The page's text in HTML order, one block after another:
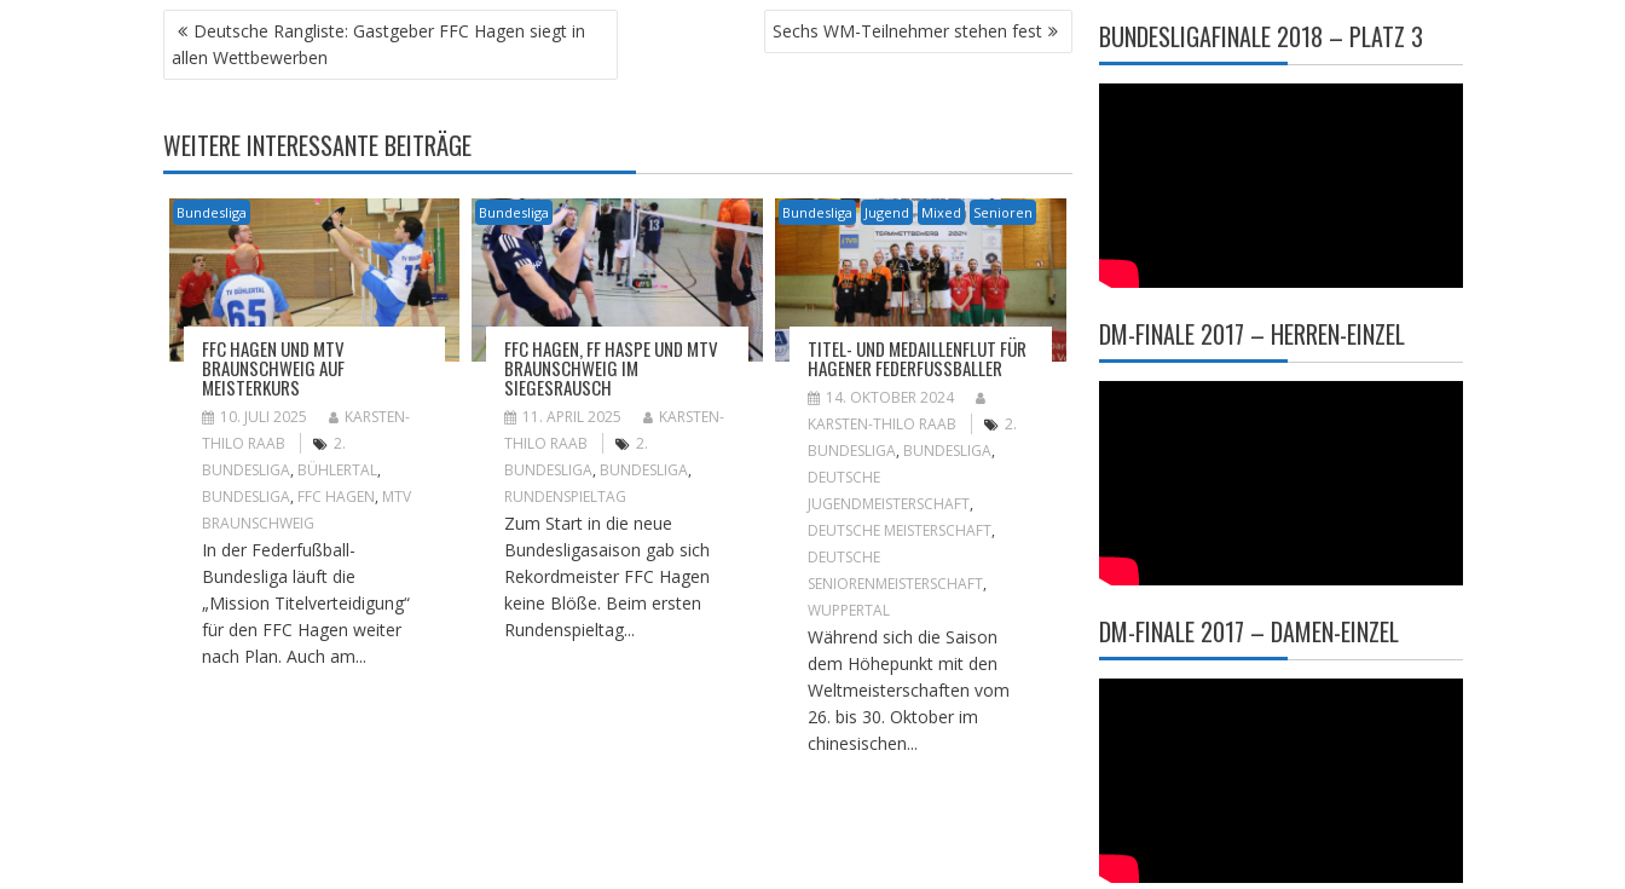
BEITRAGSNAVIGATION
Deutsche Rangliste: Gastgeber FFC Hagen siegt in
allen Wettbewerben
Sechs WM-Teilnehmer stehen fest
WEITERE INTERESSANTE BEITRÄGE
Bundesliga
FFC HAGEN UND MTV
BRAUNSCHWEIG AUF
MEISTERKURS
10. JULI 2025
KARSTEN-
THILO RAAB
2.
BUNDESLIGA, BÜHLERTAL,
BUNDESLIGA, FFC HAGEN, MTV
BRAUNSCHWEIG
In der Federfußball-
Bundesliga läuft die
„Mission Titelverteidigung“
für den FFC Hagen weiter
nach Plan. Auch am...
Bundesliga
FFC HAGEN, FF HASPE UND MTV
BRAUNSCHWEIG IM
SIEGESRAUSCH
11. APRIL 2025
KARSTEN-
THILO RAAB
2.
BUNDESLIGA, BUNDESLIGA,
RUNDENSPIELTAG
Zum Start in die neue
Bundesligasaison gab sich
Rekordmeister FFC Hagen
keine Blöße. Beim ersten
Rundenspieltag...
Bundesliga Jugend Mixed Senioren
TITEL- UND MEDAILLENFLUT FÜR
HAGENER FEDERFUSSBALLER
14. OKTOBER 2024
KARSTEN-THILO RAAB
2.
BUNDESLIGA, BUNDESLIGA,
DEUTSCHE
JUGENDMEISTERSCHAFT,
DEUTSCHE MEISTERSCHAFT,
DEUTSCHE
SENIORENMEISTERSCHAFT,
WUPPERTAL
Während sich die Saison
dem Höhepunkt mit den
Weltmeisterschaften vom
26. bis 30. Oktober im
chinesischen...
BUNDESLIGAFINALE 2018 – PLATZ 3
DM-FINALE 2017 – HERREN-EINZEL
DM-FINALE 2017 – DAMEN-EINZEL